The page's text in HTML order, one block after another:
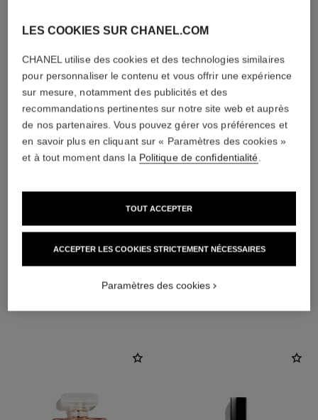
LES COOKIES SUR CHANEL.COM
CHANEL utilise des cookies et des technologies similaires
pour personnaliser le contenu et vous offrir une expérience
sur mesure, notamment des publicités et des
recommandations pertinentes sur notre site web et auprès
de nos partenaires. Vous pouvez gérer vos préférences et
en savoir plus en cliquant sur « Paramètres des cookies »
et à tout moment dans la Politique de confidentialité
ACCEPTER LES COOKIES STRICTEMENT NÉCESSAIRES
TOUT ACCEPTER
Paramètres des cookies